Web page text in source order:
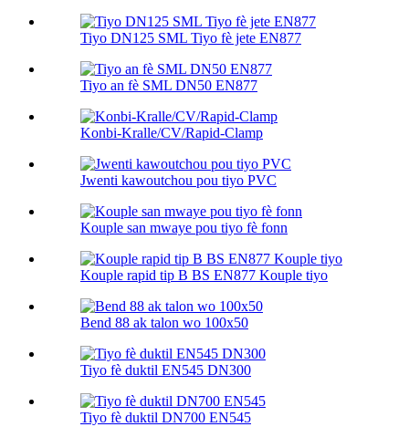
Tiyo DN125 SML Tiyo fè jete EN877
Tiyo an fè SML DN50 EN877
Konbi-Kralle/CV/Rapid-Clamp
Jwenti kawoutchou pou tiyo PVC
Kouple san mwaye pou tiyo fè fonn
Kouple rapid tip B BS EN877 Kouple tiyo
Bend 88 ak talon wo 100х50
Tiyo fè duktil EN545 DN300
Tiyo fè duktil DN700 EN545